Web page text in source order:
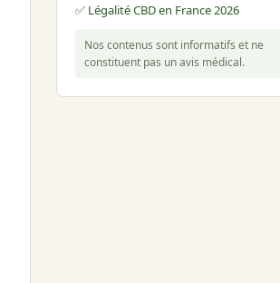
✅ Légalité CBD en France 2026
Nos contenus sont informatifs et ne
constituent pas un avis médical.